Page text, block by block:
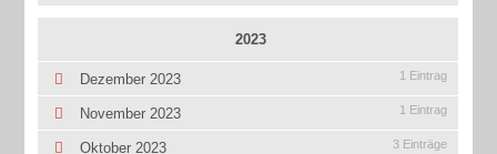
2023
Dezember 2023 1 Eintrag
November 2023 1 Eintrag
Oktober 2023 3 Einträge